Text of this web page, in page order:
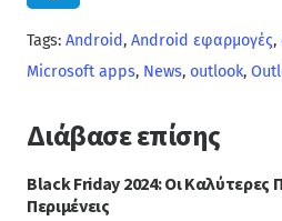
Tags: Android, Android εφαρμογές,
Microsoft apps, News, outlook,
Διάβασε επίσης
Black Friday 2024: Οι Καλύτερες
Περιμένεις